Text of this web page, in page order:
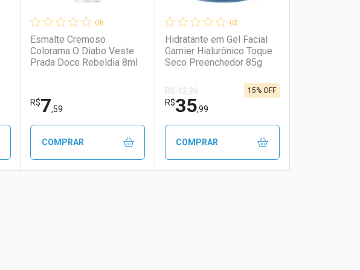
(0)
Esmalte Cremoso
Colorama O Diabo Veste
Prada Doce Rebeldia 8ml
R$7,59
COMPRAR
(0)
Hidratante em Gel Facial
Garnier Hialurônico Toque
Seco Preenchedor 85g
R$ 42,39
R$35,99
15% OFF
COMPRAR